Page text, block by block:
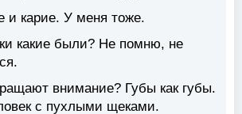
и карие. У меня тоже.
какие были? Не помню, не
внимание? Губы как губы.
с пухлыми щеками.